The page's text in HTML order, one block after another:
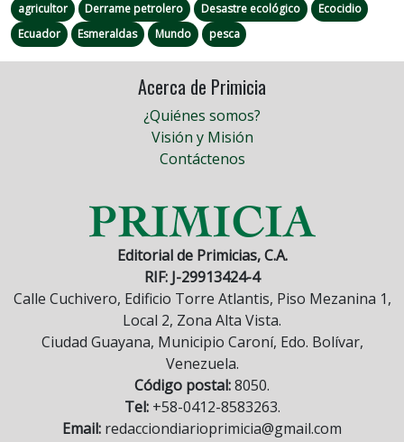
agricultor Derrame petrolero Desastre ecológico
Ecocidio
Ecuador
Esmeraldas Mundo pesca
Acerca de Primicia
¿Quiénes somos?
Visión y Misión
Contáctenos
Editorial de Primicias, C.A.
RIF: J-29913424-4
Calle Cuchivero, Edificio Torre Atlantis, Piso Mezanina 1,
Local 2, Zona Alta Vista.
Ciudad Guayana, Municipio Caroní, Edo. Bolívar,
Venezuela.
Código postal:8050.
Tel:+58-0412-8583263.
Email: redacciondiarioprimicia@gmail.com